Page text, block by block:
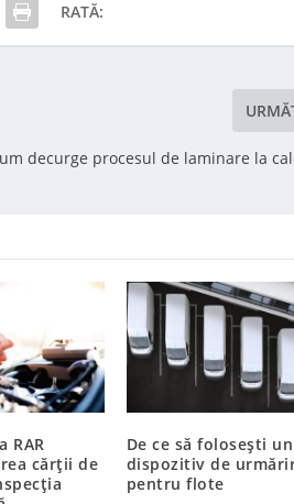
RATĂ:
decurge procesul de laminare la
RAR
cărții de
De ce să folosești un
dispozitiv de
pentru flote